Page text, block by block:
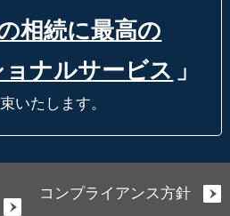
相続に最高の
ナルサービス 」
いたします。
コンプライアンス方針